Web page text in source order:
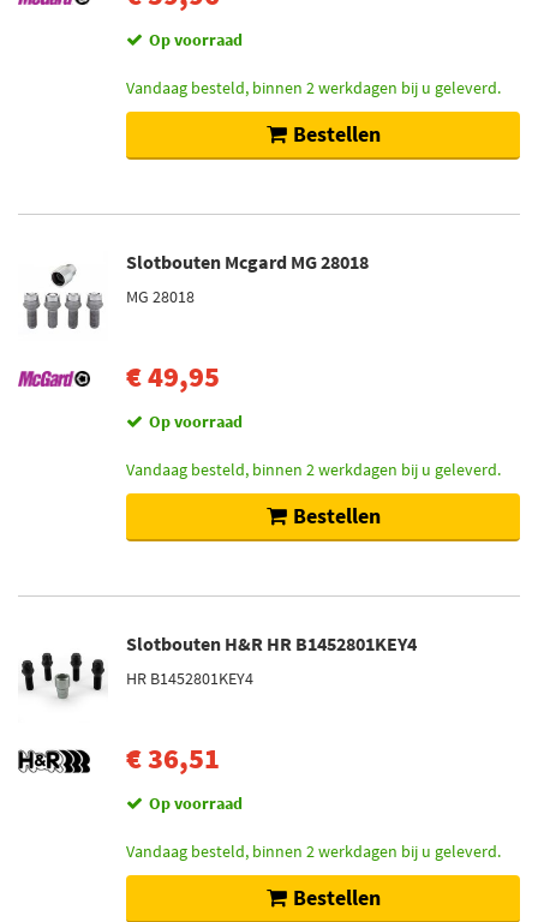
Op voorraad
Vandaag besteld, binnen 2 werkdagen bij u geleverd.
Bestellen
Slotbouten Mcgard MG 28018
MG 28018
€ 49,95
Op voorraad
Vandaag besteld, binnen 2 werkdagen bij u geleverd.
Bestellen
Slotbouten H&R HR B1452801KEY4
HR B1452801KEY4
€ 36,51
Op voorraad
Vandaag besteld, binnen 2 werkdagen bij u geleverd.
Bestellen